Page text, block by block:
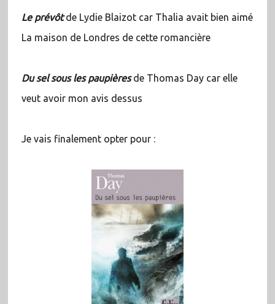
Le prévôtde Lydie Blaizot car Thalia avait bien aimé
La maison de Londres de cette romancière
Du sel sous les paupières de Thomas Day car elle
veut avoir mon avis dessus
Je vais finalement opter pour :